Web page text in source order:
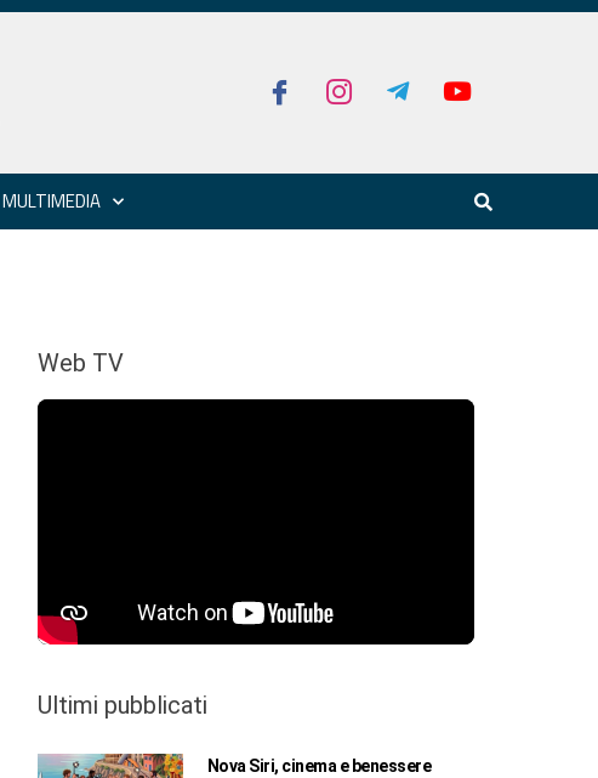
MULTIMEDIA
Web TV
Ultimi pubblicati
Nova Siri, cinema e benessere